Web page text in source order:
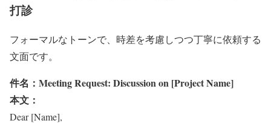
打診
フォーマルなトーンで、時差を考慮しつつ丁寧に依頼する
文面です。
件名：Meeting Request: Discussion on [Project Name]
本文：
Dear [Name],